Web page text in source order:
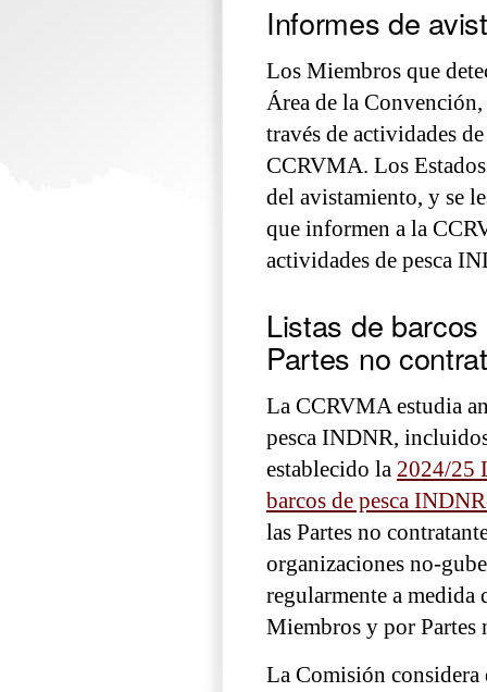
Informes de
Los Miembros que
Área de la
través de actividades
CCRVMA. Los
del avistamiento, y se
que informen a la
actividades de pesca
Listas de
Partes no
La CCRVMA estudia
pesca INDNR,
establecido la 2024/25
barcos de pesca
las Partes no
organizaciones no-
regularmente a medida
Miembros y por Partes
La Comisión